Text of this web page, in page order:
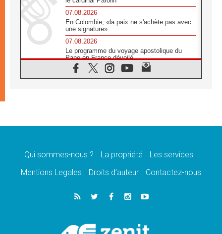
07.08.2026
En Colombie, «la paix ne s'achète pas avec
une signature»
07.08.2026
Le programme du voyage apostolique du
Pape en France dévoilé
07.08.2026
1ère Conférence continentale sur l'éducation
07.08.2026
07.08.2026
lancement des «dix jours de prière pour la
paix»
06.08.2026
Préparatifs des JMJ 2027 à Séoul: «c'est
Chrétiens et confucéens: respect et sagesse
Qui sommes-nous ? La propriété
Les services
Mentions Legales
Droits d’auteur Contactez-nous